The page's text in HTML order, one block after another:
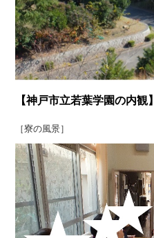
【神戸市立若葉学園の内観】
［寮の風景］